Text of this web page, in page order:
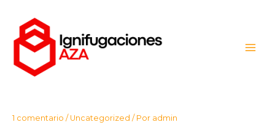
contenido
1 comentario / Uncategorized / Por admin